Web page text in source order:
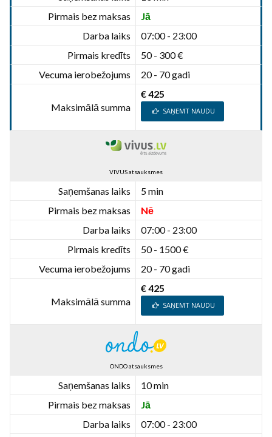
Pirmais bez maksas
Jā
Darba laiks
07:00 - 23:00
Pirmais kredīts
50 - 300 €
Vecuma ierobežojums
20 - 70 gadi
Maksimālā summa
€ 425
SAŅEMT NAUDU
VIVUS atsauksmes
Saņemšanas laiks
5 min
Pirmais bez maksas
Nē
Darba laiks
07:00 - 23:00
Pirmais kredīts
50 - 1500 €
Vecuma ierobežojums
20 - 70 gadi
Maksimālā summa
€ 425
SAŅEMT NAUDU
ONDO atsauksmes
Saņemšanas laiks
10 min
Pirmais bez maksas
Jā
Darba laiks
07:00 - 23:00